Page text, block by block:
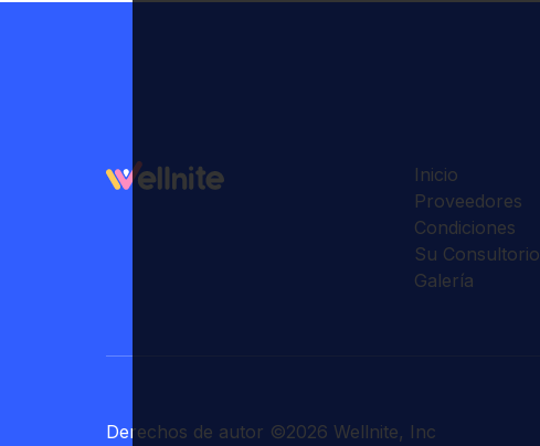
Inicio
Proveedores
Condiciones
Su Consultorio
Galería
Derechos de autor ©2026 Wellnite, Inc